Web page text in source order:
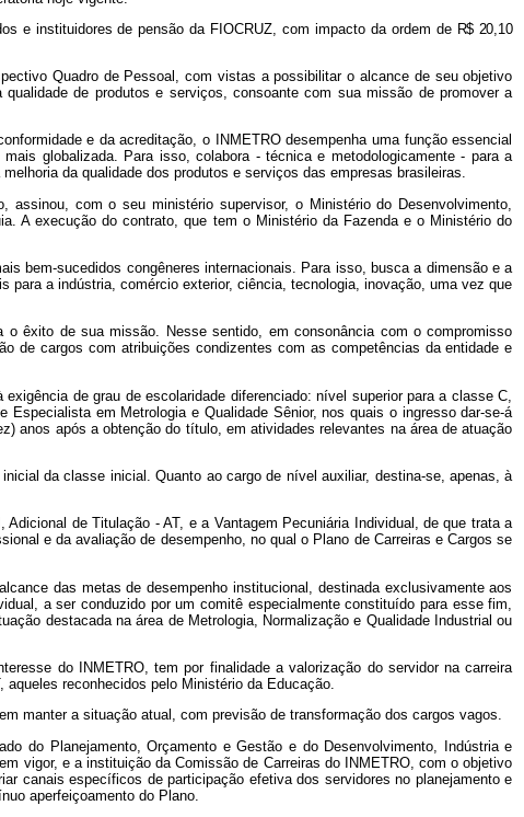
e instituidores de pensão da FIOCRUZ, com impacto da ordem de R$ 20,10
Quadro de Pessoal, com vistas a possibilitar o alcance de seu objetivo
de produtos e serviços, consoante com sua missão de promover a
e da acreditação, o INMETRO desempenha uma função essencial
globalizada. Para isso, colabora - técnica e metodologicamente - para a
da qualidade dos produtos e serviços das empresas brasileiras.
com o seu ministério supervisor, o Ministério do Desenvolvimento,
A execução do contrato, que tem o Ministério da Fazenda e o Ministério do
bem-sucedidos congêneres internacionais. Para isso, busca a dimensão e a
a indústria, comércio exterior, ciência, tecnologia, inovação, uma vez que
êxito de sua missão. Nesse sentido, em consonância com o compromisso
de cargos com atribuições condizentes com as competências da entidade e
de grau de escolaridade diferenciado: nível superior para a classe C,
em Metrologia e Qualidade Sênior, nos quais o ingresso dar-se-á
anos após a obtenção do título, em atividades relevantes na área de atuação
da classe inicial. Quanto ao cargo de nível auxiliar, destina-se, apenas, à
de Titulação - AT, e a Vantagem Pecuniária Individual, de que trata a
e da avaliação de desempenho, no qual o Plano de Carreiras e Cargos se
das metas de desempenho institucional, destinada exclusivamente aos
a ser conduzido por um comitê especialmente constituído para esse fim,
destacada na área de Metrologia, Normalização e Qualidade Industrial ou
do INMETRO, tem por finalidade a valorização do servidor na carreira
reconhecidos pelo Ministério da Educação.
manter a situação atual, com previsão de transformação dos cargos vagos.
do Planejamento, Orçamento e Gestão e do Desenvolvimento, Indústria e
vigor, e a instituição da Comissão de Carreiras do INMETRO, com o objetivo
canais específicos de participação efetiva dos servidores no planejamento e
aperfeiçoamento do Plano.